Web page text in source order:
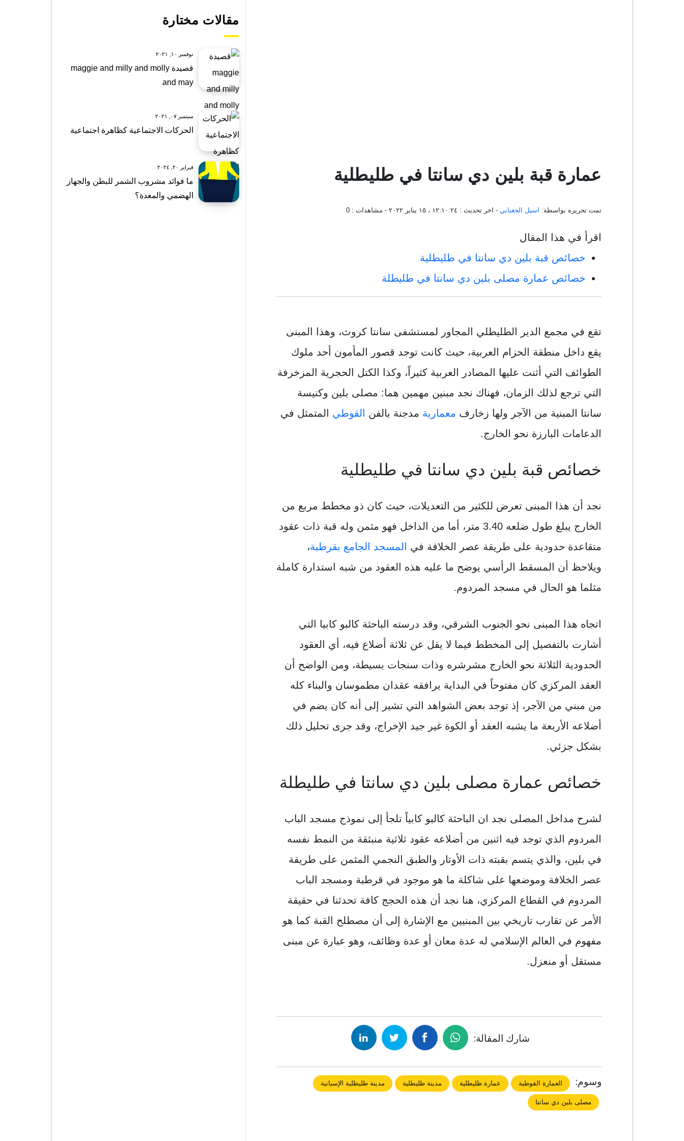
عمارة قبة بلين دي سانتا في طليطلية
تمت تحريره بواسطة: اسيل الجعباني - اخر تحديث : ١٢:١٠:٢٤ ، ١٥ يناير ٢٠٢٢ - مشاهدات : 0
اقرأ في هذا المقال
خصائص قبة بلين دي سانتا في طليطلية
خصائص عمارة مصلى بلين دي سانتا في طليطلة
تقع في مجمع الدير الطليطلي المجاور لمستشفى سانتا كروث، وهذا المبنى
يقع داخل منطقة الحزام العربية، حيث كانت توجد قصور المأمون أحد ملوك
الطوائف التي أثنت عليها المصادر العربية كثيراً، وكذا الكتل الحجرية المزخرفة
التي ترجع لذلك الزمان، فهناك نجد مبنين مهمين هما: مصلى بلين وكنيسة
سانتا المبنية من الآجر ولها زخارف معمارية مدجنة بالفن القوطي المتمثل في
الدعامات البارزة نحو الخارج.
خصائص قبة بلين دي سانتا في طليطلية
نجد أن هذا المبنى تعرض للكثير من التعديلات، حيث كان ذو مخطط مربع من
الخارج يبلغ طول ضلعه 3.40 متر، أما من الداخل فهو مثمن وله قبة ذات عقود
متقاعدة حدودية على طريقة عصر الخلافة في
المسجد الجامع بقرطبة،
ويلاحظ أن المسقط الرأسي يوضح ما عليه هذه العقود من شبه استدارة كاملة
مثلما هو الحال في مسجد المردوم.
اتجاه هذا المبنى نحو الجنوب الشرقي، وقد درسته الباحثة كالبو كابيا التي
أشارت بالتفصيل إلى المخطط فيما لا يقل عن ثلاثة أضلاع فيه، أي العقود
الحدودية الثلاثة نحو الخارج مشرشره وذات سنجات بسيطة، ومن الواضح أن
العقد المركزي كان مفتوحاً في البداية يرافقه عقدان مطموسان والبناء كله
من مبني من الآجر، إذ توجد بعض الشواهد التي تشير إلى أنه كان يضم في
أضلاعه الأربعة ما يشبه العقد أو الكوة غير جيد الإخراج، وقد جرى تحليل ذلك
بشكل جزئي.
خصائص عمارة مصلى بلين دي سانتا في طليطلة
لشرح مداخل المصلى نجد ان الباحثة كالبو كابياً تلجأ إلى نموذج مسجد الباب
المردوم الذي توجد فيه اثنين من أضلاعه عقود ثلاثية منبثقة من النمط نفسه
في بلين، والذي يتسم بقبته ذات الأوتار والطبق النجمي المثمن على طريقة
عصر الخلافة وموضعها على شاكلة ما هو موجود في قرطبة ومسجد الباب
المردوم في القطاع المركزي، هنا نجد أن هذه الحجج كافة تحدثنا في حقيقة
الأمر عن تقارب تاريخي بين المبنيين مع الإشارة إلى أن مصطلح القبة كما هو
مفهوم في العالم الإسلامي له عدة معان أو عدة وظائف، وهو عبارة عن مبنى
مستقل أو منعزل.
شارك المقالة:
وسوم: العمارة القوطية عمارة طليطلية مدينة طليطلية مدينة طليطلية الإسبانية
مصلى بلين دي سانتا
مقالات مختارة
نوفمبر ١٠, ٢٠٢١
قصيدة maggie and milly and molly
and may
سبتمبر ٠٧, ٢٠٢١
الحركات الاجتماعية كظاهرة اجتماعية
فبراير ٢٠, ٢٠٢٤
ما فوائد مشروب الشمر للبطن والجهاز
الهضمي والمعدة؟